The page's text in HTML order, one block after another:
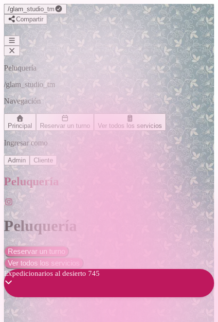
/glam_studio_tm
Compartir
Peluquería
/glam_studio_tm
Navegación
Principal Reservar un turno Ver todos los servicios
Ingresar como
Admin Cliente
Peluquería
Peluquería
Reservar un turno
Ver todos los servicios
Expedicionarios al desierto 745